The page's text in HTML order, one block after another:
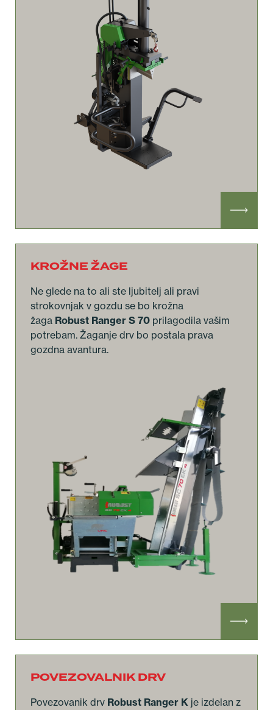
KROŽNE ŽAGE
Ne glede na to ali ste ljubitelj ali pravi
strokovnjak v gozdu se bo krožna
žaga Robust Ranger S 70 prilagodila vašim
potrebam. Žaganje drv bo postala prava
gozdna avantura.
POVEZOVALNIK DRV
Povezovanik drv Robust Ranger K je izdelan z